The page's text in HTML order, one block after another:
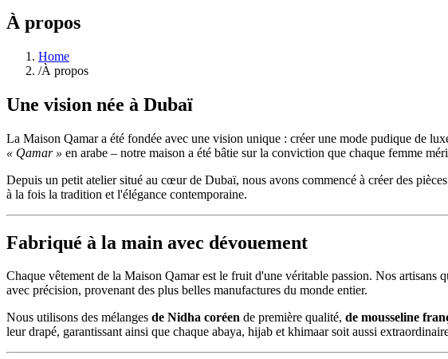
À propos
Home
/À propos
Une vision née à Dubaï
La Maison Qamar a été fondée avec une vision unique : créer une mode pudique de
« Qamar » en arabe – notre maison a été bâtie sur la conviction que chaque femme
Depuis un petit atelier situé au cœur de Dubaï, nous avons commencé à créer des
à la fois la tradition et l'élégance contemporaine.
Fabriqué à la main avec dévouement
Chaque vêtement de la Maison Qamar est le fruit d'une véritable passion. Nos artisans
avec précision, provenant des plus belles manufactures du monde entier.
Nous utilisons des mélanges de Nidha coréen de première qualité, de mousseline
leur drapé, garantissant ainsi que chaque abaya, hijab et khimaar soit aussi